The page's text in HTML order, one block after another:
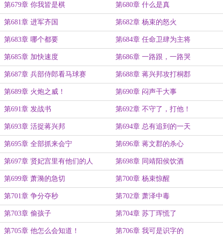
第679章 你我皆是棋 第680章 什么是真
第681章 进军齐国 第682章 杨束的怒火
第683章 哪个都要 第684章 任命卫肆为主将
第685章 加快速度 第686章 一路跟，一路哭
第687章 兵部侍郎看马球赛 第688章 蒋兴邦攻打桐郡
第689章 火炮之威！ 第690章 闷声干大事
第691章 发战书 第692章 不守了，打他！
第693章 活捉蒋兴邦 第694章 总有追到的一天
第695章 全部抓来会宁 第696章 蒋文郡的杀心
第697章 贤妃宫里有他们的人 第698章 同靖阳侯饮酒
第699章 萧漪的急切 第700章 杨束惊醒
第701章 争分夺秒 第702章 萧泽中毒
第703章 偷孩子 第704章 苏丁珲慌了
第705章 他怎么会知道！ 第706章 我可是识字的